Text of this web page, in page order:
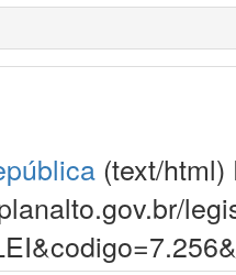
(text/html)